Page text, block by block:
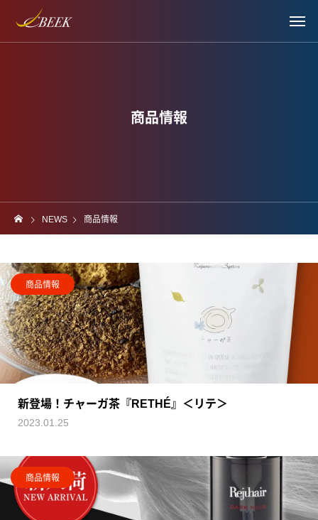
商品情報
NEWS 商品情報
商品情報
新登場！チャーガ茶『RETHÉ』＜リテ＞
2023.01.25
商品情報